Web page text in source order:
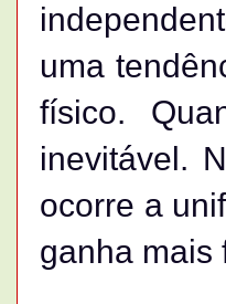
uma
físico.
inevitável.
ocorre a
ganha mais